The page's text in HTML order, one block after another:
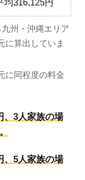
州・沖縄エリア
に算出していま
に同程度の料金
、3人家族の場
、5人家族の場